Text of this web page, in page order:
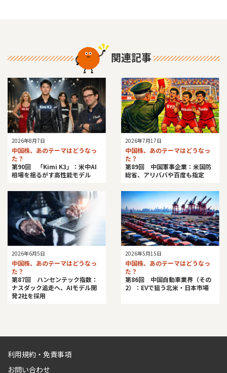
関連記事
2026年8月7日
中国株、あのテーマはどうなっ
た？
第90回 「Kimi K3」：米中AI
相場を揺るがす高性能モデル
2026年7月17日
中国株、あのテーマはどうなっ
た？
第89回 中国軍事企業：米国防
総省、アリババや百度も指定
2026年6月5日
中国株、あのテーマはどうなっ
た？
第87回 ハンセンテック指数：
ナスダック追走へ、AIモデル開
発2社を採用
2026年5月15日
中国株、あのテーマはどうなっ
た？
第86回 中国自動車業界（その
2）：EVで狙う北米・日本市場
利用規約・免責事項
お問い合わせ